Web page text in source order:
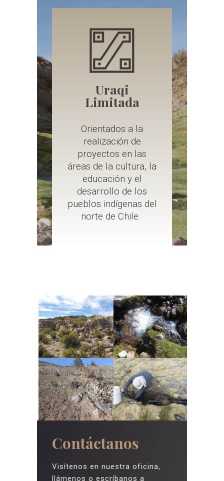
Uraqi
Limitada
Orientados a la
realización de
proyectos en las
áreas de la cultura, la
educación y el
desarrollo de los
pueblos indígenas del
norte de Chile.
Contáctanos
Visítenos en nuestra oficina,
llámenos o escríbanos a